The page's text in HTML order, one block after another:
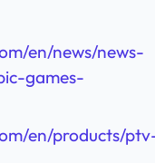
en/news/news-
games-
en/products/